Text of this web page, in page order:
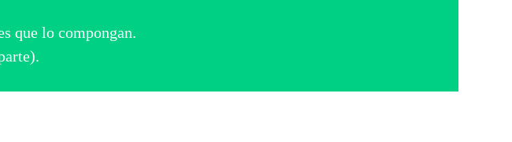
que lo compongan.